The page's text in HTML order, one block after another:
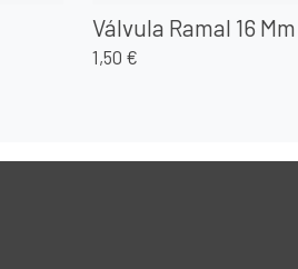
Válvula Ramal 16 Mm
1,50 €